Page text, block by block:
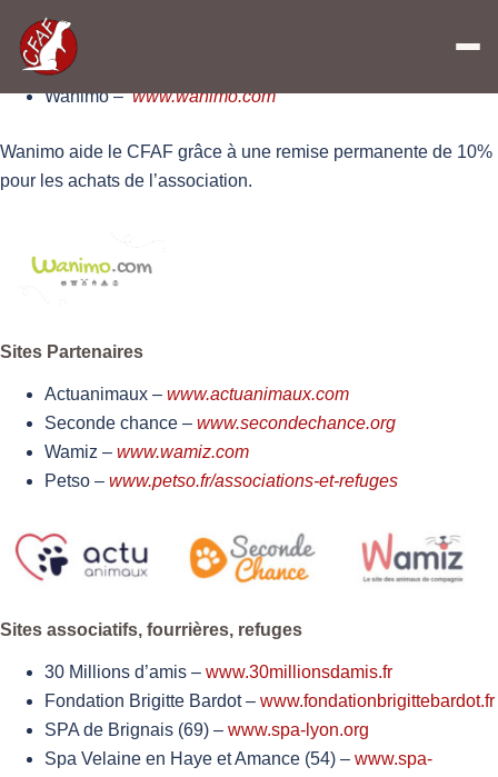
Boutiques Partenaires
Wanimo –www.wanimo.com
Wanimo aide le CFAF grâce à une remise permanente de 10%
pour les achats de l’association.
Sites Partenaires
Actuanimaux – www.actuanimaux.com
Seconde chance – www.secondechance.org
Wamiz – www.wamiz.com
Petso – www.petso.fr/associations-et-refuges
Sites associatifs, fourrières, refuges
30 Millions d’amis – www.30millionsdamis.fr
Fondation Brigitte Bardot – www.fondationbrigittebardot.fr
SPA de Brignais (69) – www.spa-lyon.org
Spa Velaine en Haye et Amance (54) – www.spa-